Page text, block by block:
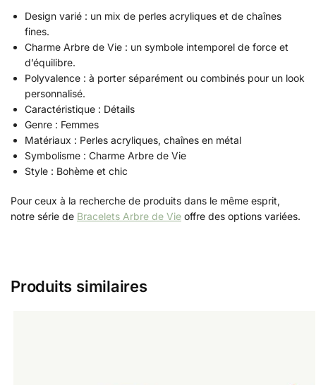
Design varié : un mix de perles acryliques et de chaînes
fines.
Charme Arbre de Vie : un symbole intemporel de force et
d’équilibre.
Polyvalence : à porter séparément ou combinés pour un look
personnalisé.
Caractéristique : Détails
Genre : Femmes
Matériaux : Perles acryliques, chaînes en métal
Symbolisme : Charme Arbre de Vie
Style : Bohème et chic
Pour ceux à la recherche de produits dans le même esprit,
notre série de Bracelets Arbre de Vie offre des options variées.
Produits similaires